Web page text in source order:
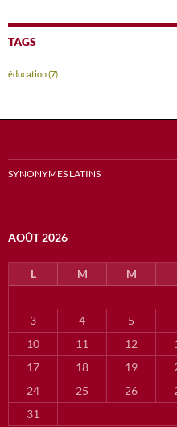
TAGS
éducation(7)
SYNONYMES LATINS
AOÛT 2026
L M M
3
4 5
10
11 12
17
18 19
24
25 26
31